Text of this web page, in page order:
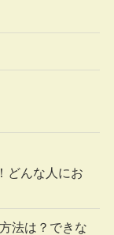
どんな人にお
法は？できな